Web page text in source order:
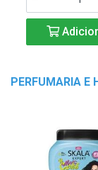
PERFUMARIA E